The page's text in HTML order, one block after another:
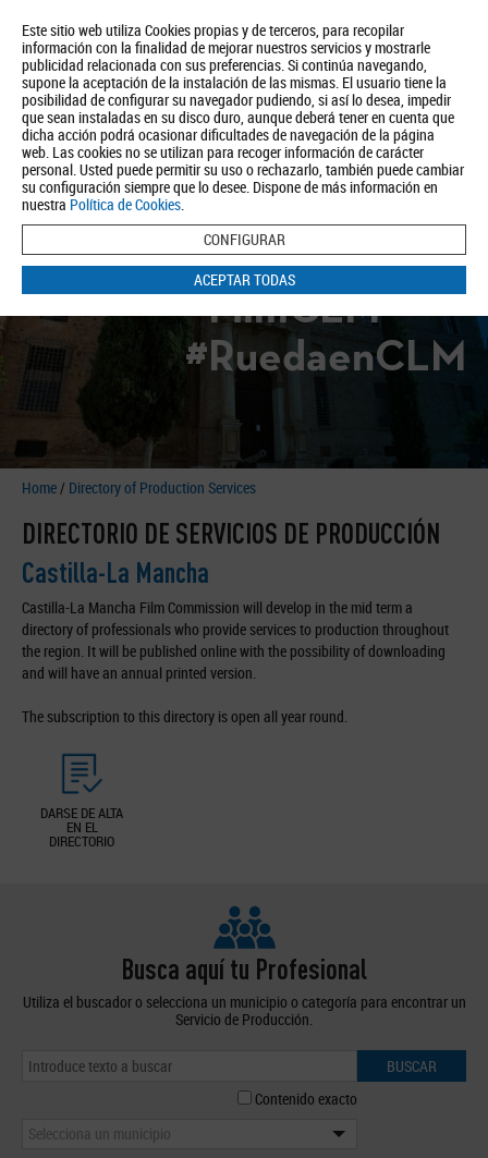
Este sitio web utiliza Cookies propias y de terceros, para recopilar
información con la finalidad de mejorar nuestros servicios y mostrarle
publicidad relacionada con sus preferencias. Si continúa navegando,
supone la aceptación de la instalación de las mismas. El usuario tiene la
posibilidad de configurar su navegador pudiendo, si así lo desea, impedir
que sean instaladas en su disco duro, aunque deberá tener en cuenta que
dicha acción podrá ocasionar dificultades de navegación de la página
web. Las cookies no se utilizan para recoger información de carácter
personal. Usted puede permitir su uso o rechazarlo, también puede cambiar
su configuración siempre que lo desee. Dispone de más información en
nuestra Política de Cookies.
CONFIGURAR
ACEPTAR TODAS
About us Tourism Política de Privacidad Aviso Legal Política de Cookies
BUSCAR
#FilmCLM
#RuedaenCLM
Home/ Directory of Production Services
DIRECTORIO DE SERVICIOS DE PRODUCCIÓN
Castilla-La Mancha
Castilla-La Mancha Film Commission will develop in the mid term a
directory of professionals who provide services to production throughout
the region. It will be published online with the possibility of downloading
and will have an annual printed version.
The subscription to this directory is open all year round.
DARSE DE ALTA
EN EL
DIRECTORIO
Busca aquí tu Profesional
Utiliza el buscador o selecciona un municipio o categoría para encontrar un
Servicio de Producción.
BUSCAR
Contenido exacto
Selecciona un municipio